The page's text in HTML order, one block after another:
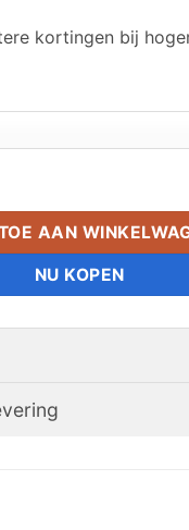
kortingen bij
N42
AAN
NU KOPEN